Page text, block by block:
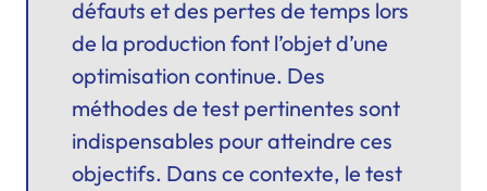
défauts et des pertes de temps lors
de la production font l’objet d’une
optimisation continue. Des
méthodes de test pertinentes sont
indispensables pour atteindre ces
objectifs. Dans ce contexte, le test